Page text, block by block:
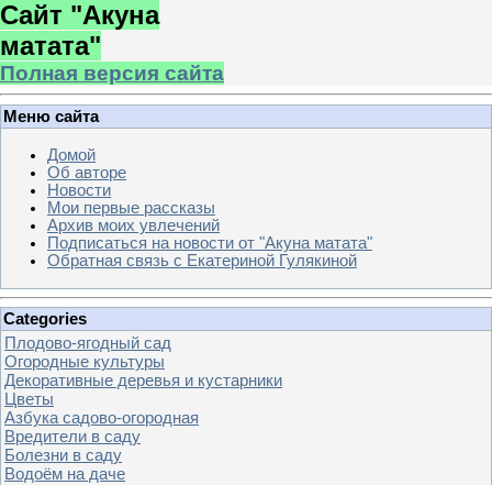
Сайт "Акуна
матата"
Полная версия сайта
Меню сайта
Домой
Об авторе
Новости
Мои первые рассказы
Архив моих увлечений
Подписаться на новости от "Акуна матата"
Обратная связь с Екатериной Гулякиной
Categories
Плодово-ягодный сад
Огородные культуры
Декоративные деревья и кустарники
Цветы
Азбука садово-огородная
Вредители в саду
Болезни в саду
Водоём на даче